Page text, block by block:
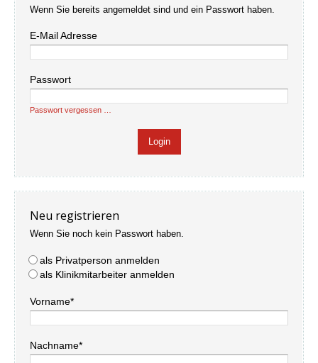
Wenn Sie bereits angemeldet sind und ein Passwort haben.
E-Mail Adresse
Passwort
Passwort vergessen …
Neu registrieren
Wenn Sie noch kein Passwort haben.
als Privatperson anmelden
als Klinikmitarbeiter anmelden
Vorname*
Nachname*